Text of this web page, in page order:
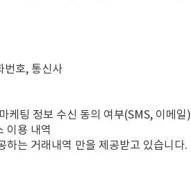
번호, 통신사
케팅 정보 수신 동의 여부(SMS, 이메일)
이용 내역
는 거래내역 만을 제공받고 있습니다.